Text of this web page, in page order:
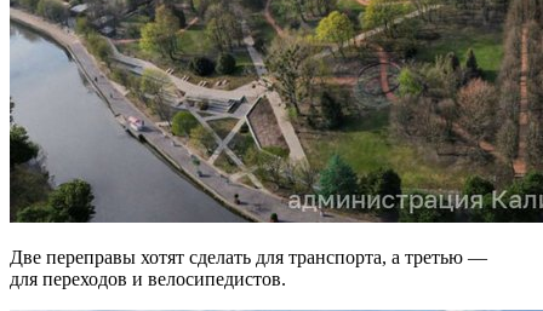
Две переправы хотят сделать для транспорта, а третью —
для переходов и велосипедистов.